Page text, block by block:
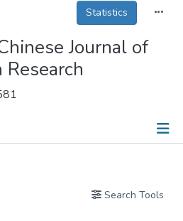
Statistics
Journal of
Search Tools